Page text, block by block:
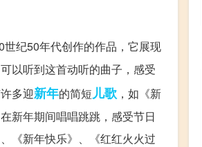
世纪50年代创作的作品，它展现
以听到这首动听的曲子，感受
多迎新年的简短儿歌 ，如《新
新年期间唱唱跳跳，感受节日
《新年快乐》、《红红火火过